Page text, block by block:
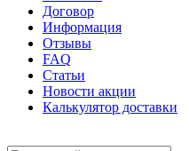
Договор
Информация
Отзывы
FAQ
Статьи
Новости акции
Калькулятор доставки